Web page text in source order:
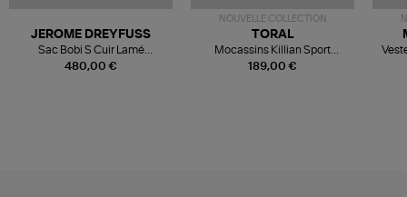
480,00 €
JEROME DREYFUSS
Sac Bobi S Cuir Lamé
Champagne
NOUVELLE COLLECTION
189,00 €
TORAL
Mocassins Killian Sport
Mousse